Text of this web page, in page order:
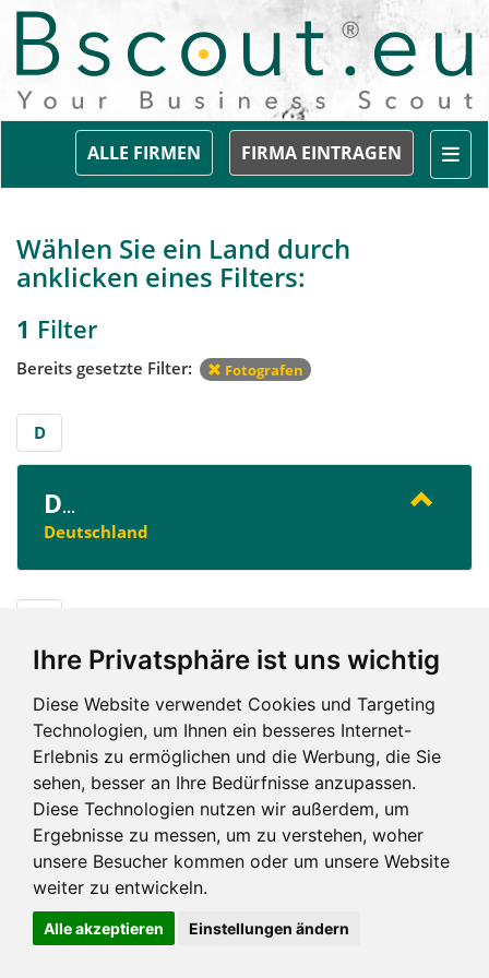
Ihre Privatsphäre ist uns wichtig
Diese Website verwendet Cookies und Targeting
Technologien, um Ihnen ein besseres Internet-
Erlebnis zu ermöglichen und die Werbung, die Sie
sehen, besser an Ihre Bedürfnisse anzupassen.
Diese Technologien nutzen wir außerdem, um
Ergebnisse zu messen, um zu verstehen, woher
unsere Besucher kommen oder um unsere Website
weiter zu entwickeln.
Alle akzeptieren Einstellungen ändern
FIRMA EINTRAGEN
ALLE FIRMEN
Wählen Sie ein Land durch
anklicken eines Filters:
1 Filter
Bereits gesetzte Filter: Fotografen
D
D...
Deutschland
Impressum und mehr